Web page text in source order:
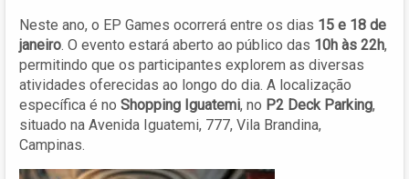
Neste ano, o EP Games ocorrerá entre os dias 15 e 18 de
janeiro. O evento estará aberto ao público das 10h às 22h,
permitindo que os participantes explorem as diversas
atividades oferecidas ao longo do dia. A localização
específica é no Shopping Iguatemi, no P2 Deck Parking,
situado na Avenida Iguatemi, 777, Vila Brandina,
Campinas.